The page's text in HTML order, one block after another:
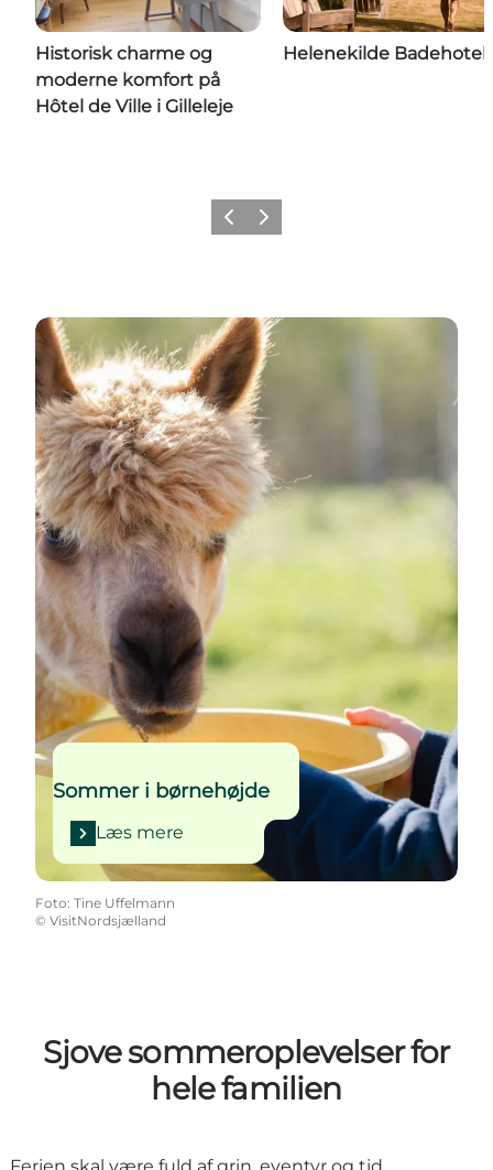
Historisk charme og
moderne komfort på
Hôtel de Ville i Gilleleje
Helenekilde Badehotel
ForrigeNæste
Læs mere
Sommer i børnehøjde
Læs mere
Foto: Tine Uffelmann
© VisitNordsjælland
Sjove sommeroplevelser for
hele familien